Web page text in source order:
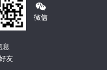
息
友